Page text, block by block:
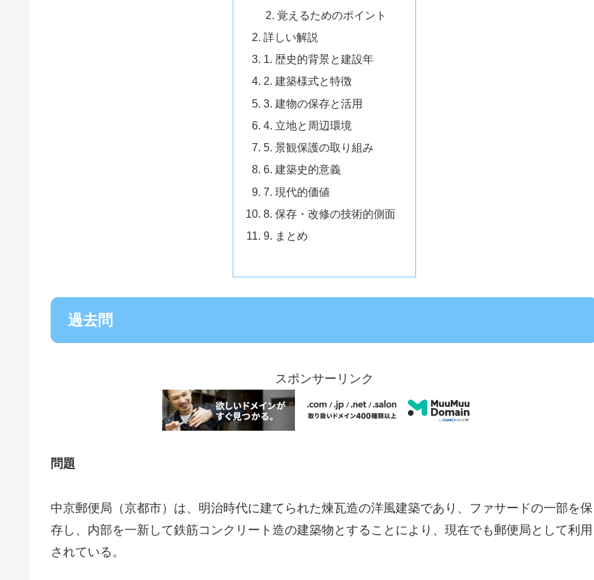
覚えるためのポイント
詳しい解説
1. 歴史的背景と建設年
2. 建築様式と特徴
3. 建物の保存と活用
4. 立地と周辺環境
5. 景観保護の取り組み
6. 建築史的意義
7. 現代的価値
8. 保存・改修の技術的側面
9. まとめ
過去問
スポンサーリンク
問題
中京郵便局（京都市）は、明治時代に建てられた煉瓦造の洋風建築であり、ファサードの一部を保
存し、内部を一新して鉄筋コンクリート造の建築物とすることにより、現在でも郵便局として利用
されている。